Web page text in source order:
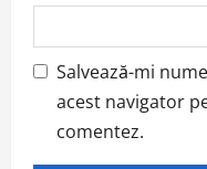
Salvează-mi
acest navigator
comentez.